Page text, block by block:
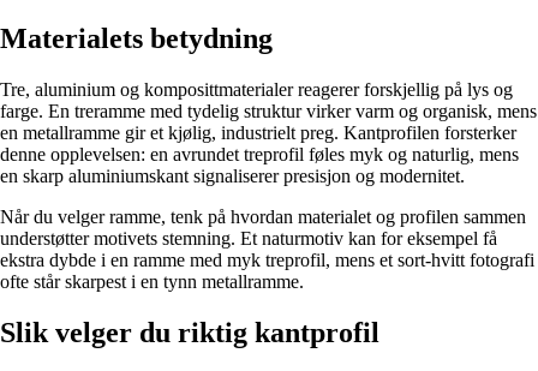
Materialets betydning
Tre, aluminium og komposittmaterialer reagerer forskjellig på lys og
farge. En treramme med tydelig struktur virker varm og organisk, mens
en metallramme gir et kjølig, industrielt preg. Kantprofilen forsterker
denne opplevelsen: en avrundet treprofil føles myk og naturlig, mens
en skarp aluminiumskant signaliserer presisjon og modernitet.
Når du velger ramme, tenk på hvordan materialet og profilen sammen
understøtter motivets stemning. Et naturmotiv kan for eksempel få
ekstra dybde i en ramme med myk treprofil, mens et sort-hvitt fotografi
ofte står skarpest i en tynn metallramme.
Slik velger du riktig kantprofil